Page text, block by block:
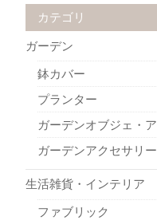
カテゴリ
ガーデン
鉢カバー
プランター
ガーデンオブジェ・
ガーデンアクセサリー
生活雑貨・インテリア
ファブリック